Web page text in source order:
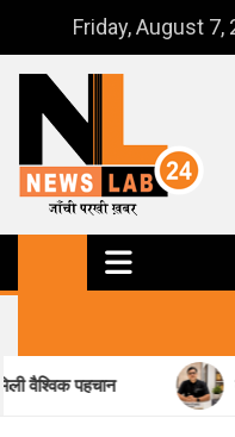
content
Friday, August 7,
NewsLab24
जाँची परखी ख़बर
वाराणसी में शिशु